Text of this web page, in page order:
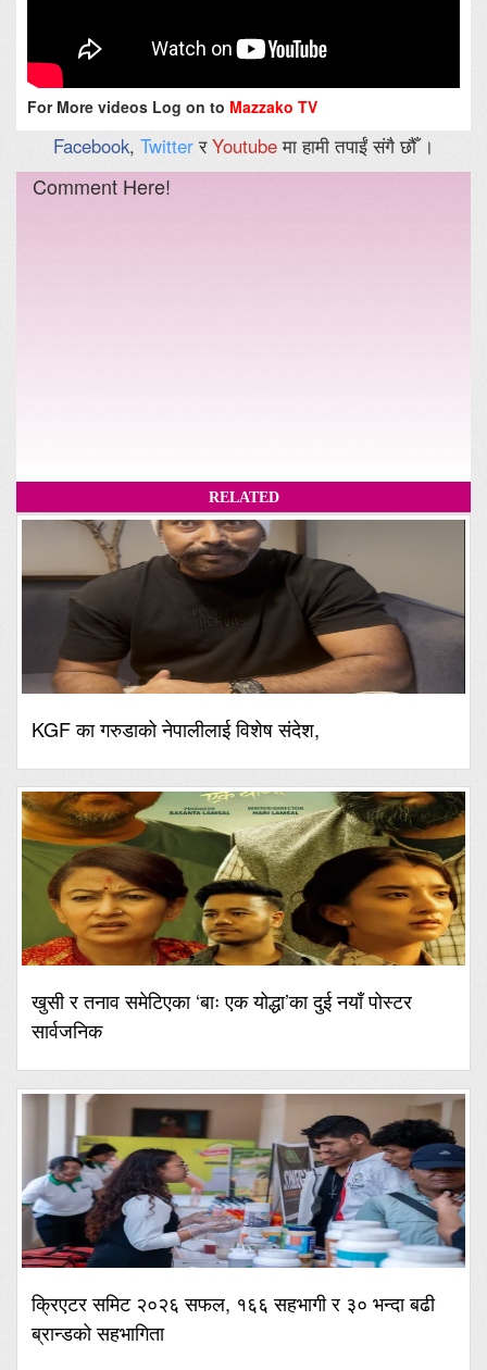
For More videos Log on to Mazzako TV
Facebook, TwitterरYoutubeमा हामी तपाईं संगै छौँ ।
Comment Here!
RELATED
KGF का गरुडाको नेपालीलाई विशेष संदेश,
खुसी र तनाव समेटिएका ‘बाः एक योद्धा’का दुई नयाँ पोस्टर
सार्वजनिक
क्रिएटर समिट २०२६ सफल, १६६ सहभागी र ३० भन्दा बढी
ब्रान्डको सहभागिता